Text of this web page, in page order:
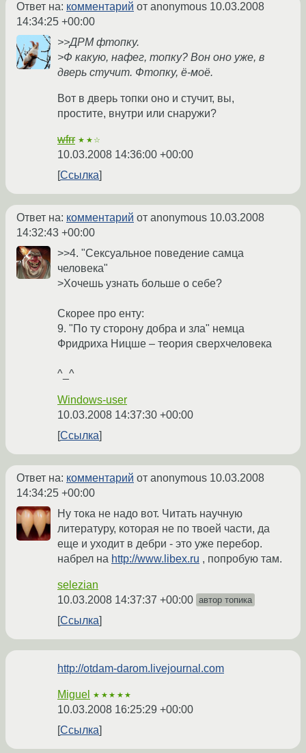
Ответ на: комментарий от anonymous 10.03.2008
14:34:25 +00:00
>>ДРМ фтопку.
>Ф какую, нафег, топку? Вон оно уже, в
дверь стучит. Фтопку, ё-моё.
Вот в дверь топки оно и стучит, вы,
простите, внутри или снаружи?
wfrr ★★☆
10.03.2008 14:36:00 +00:00
Ссылка
Ответ на: комментарий от anonymous 10.03.2008
14:32:43 +00:00
>>4. "Сексуальное поведение самца
человека"
>Хочешь узнать больше о себе?
Скорее про енту:
9. "По ту сторону добра и зла" немца
Фридриха Ницше – теория сверхчеловека
^_^
Windows-user
10.03.2008 14:37:30 +00:00
Ссылка
Ответ на: комментарий от anonymous 10.03.2008
14:34:25 +00:00
Ну тока не надо вот. Читать научную
литературу, которая не по твоей части, да
еще и уходит в дебри - это уже перебор.
набрел на http://www.libex.ru , попробую там.
selezian
10.03.2008 14:37:37 +00:00 автор топика
Ссылка
http://otdam-darom.livejournal.com
Miguel ★★★★★
10.03.2008 16:25:29 +00:00
Ссылка